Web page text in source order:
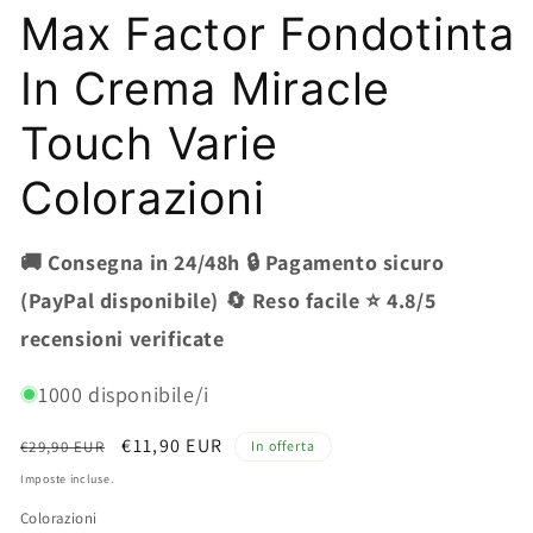
Max Factor Fondotinta
In Crema Miracle
Touch Varie
Colorazioni
🚚 Consegna in 24/48h 🔒 Pagamento sicuro
(PayPal disponibile) 🔄 Reso facile ⭐ 4.8/5
recensioni verificate
1000 disponibile/i
Prezzo
di
€29,90 EUR
Prezzo
€11,90 EUR In offerta
Imposte incluse.
Colorazioni